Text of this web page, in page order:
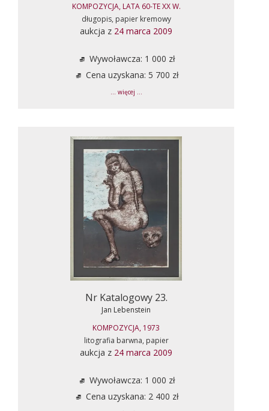
KOMPOZYCJA, LATA 60-TE XX W.
długopis, papier kremowy
aukcja z 24 marca 2009
Wywoławcza: 1 000 zł
Cena uzyskana: 5 700 zł
... więcej ...
Nr Katalogowy 23.
Jan Lebenstein
KOMPOZYCJA, 1973
litografia barwna, papier
aukcja z 24 marca 2009
Wywoławcza: 1 000 zł
Cena uzyskana: 2 400 zł